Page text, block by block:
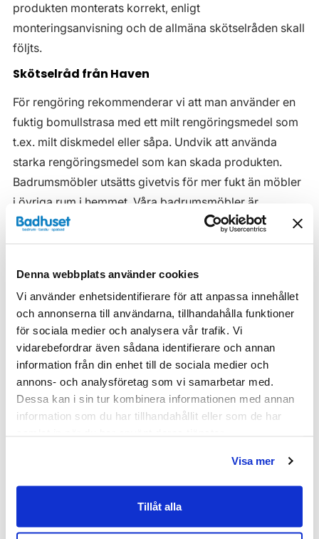
Denna webbplats använder cookies
Vi använder enhetsidentifierare för att anpassa innehållet
och annonserna till användarna, tillhandahålla funktioner
för sociala medier och analysera vår trafik. Vi
vidarebefordrar även sådana identifierare och annan
information från din enhet till de sociala medier och
annons- och analysföretag som vi samarbetar med.
Dessa kan i sin tur kombinera informationen med annan
information som du har tillhandahållit eller som de har
Visa mer
Tillåt alla
produkten monterats korrekt, enligt
monteringsanvisning och de allmäna skötselråden skall
följts.
Skötselråd från Haven
För rengöring rekommenderar vi att man använder en
fuktig bomullstrasa med ett milt rengöringsmedel som
t.ex. milt diskmedel eller såpa. Undvik att använda
starka rengöringsmedel som kan skada produkten.
Badrumsmöbler utsätts givetvis för mer fukt än möbler
i övriga rum i hemmet. Våra badrumsmöbler är
anpassade för badrummet och gjorda i fukttåliga
luftfuktighet.
Tänk på att se till att ventilationen är god och att
möblerna placeras på ett sådant avstånd från
badkar/dusch att vatten inte kan skvätta direkt på
möbeln. Blöta fläckar, även vanligt vatten, torkas upp
så snart som möjligt.
Haven H2 Serie
Egenskaper